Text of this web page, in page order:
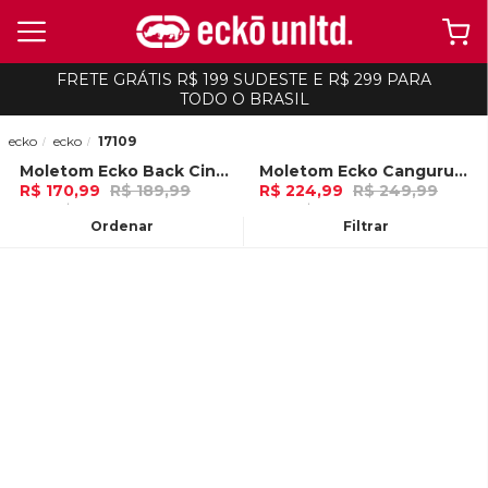
FRETE GRÁTIS R$ 199 SUDESTE E R$ 299 PARA
TODO O BRASIL
Ordenar Filtrar
ecko ecko 17109
-10%Moletom Ecko Back Cinza Mescla
R$ 170,99 R$ 189,99
5x de R$ 34,19 Ou
-10%Moletom Ecko Canguru Fechado Vermelha
R$ 224,99 R$ 249,99
7x de R$ 32,14 Ou